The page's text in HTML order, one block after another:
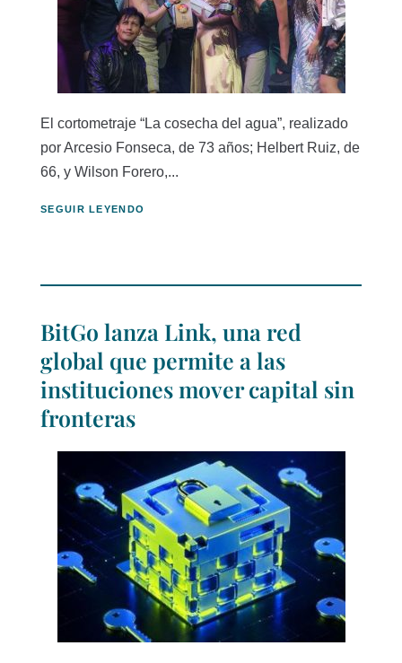
El cortometraje “La cosecha del agua”, realizado
por Arcesio Fonseca, de 73 años; Helbert Ruiz, de
66, y Wilson Forero,...
SEGUIR LEYENDO
BitGo lanza Link, una red
global que permite a las
instituciones mover capital sin
fronteras